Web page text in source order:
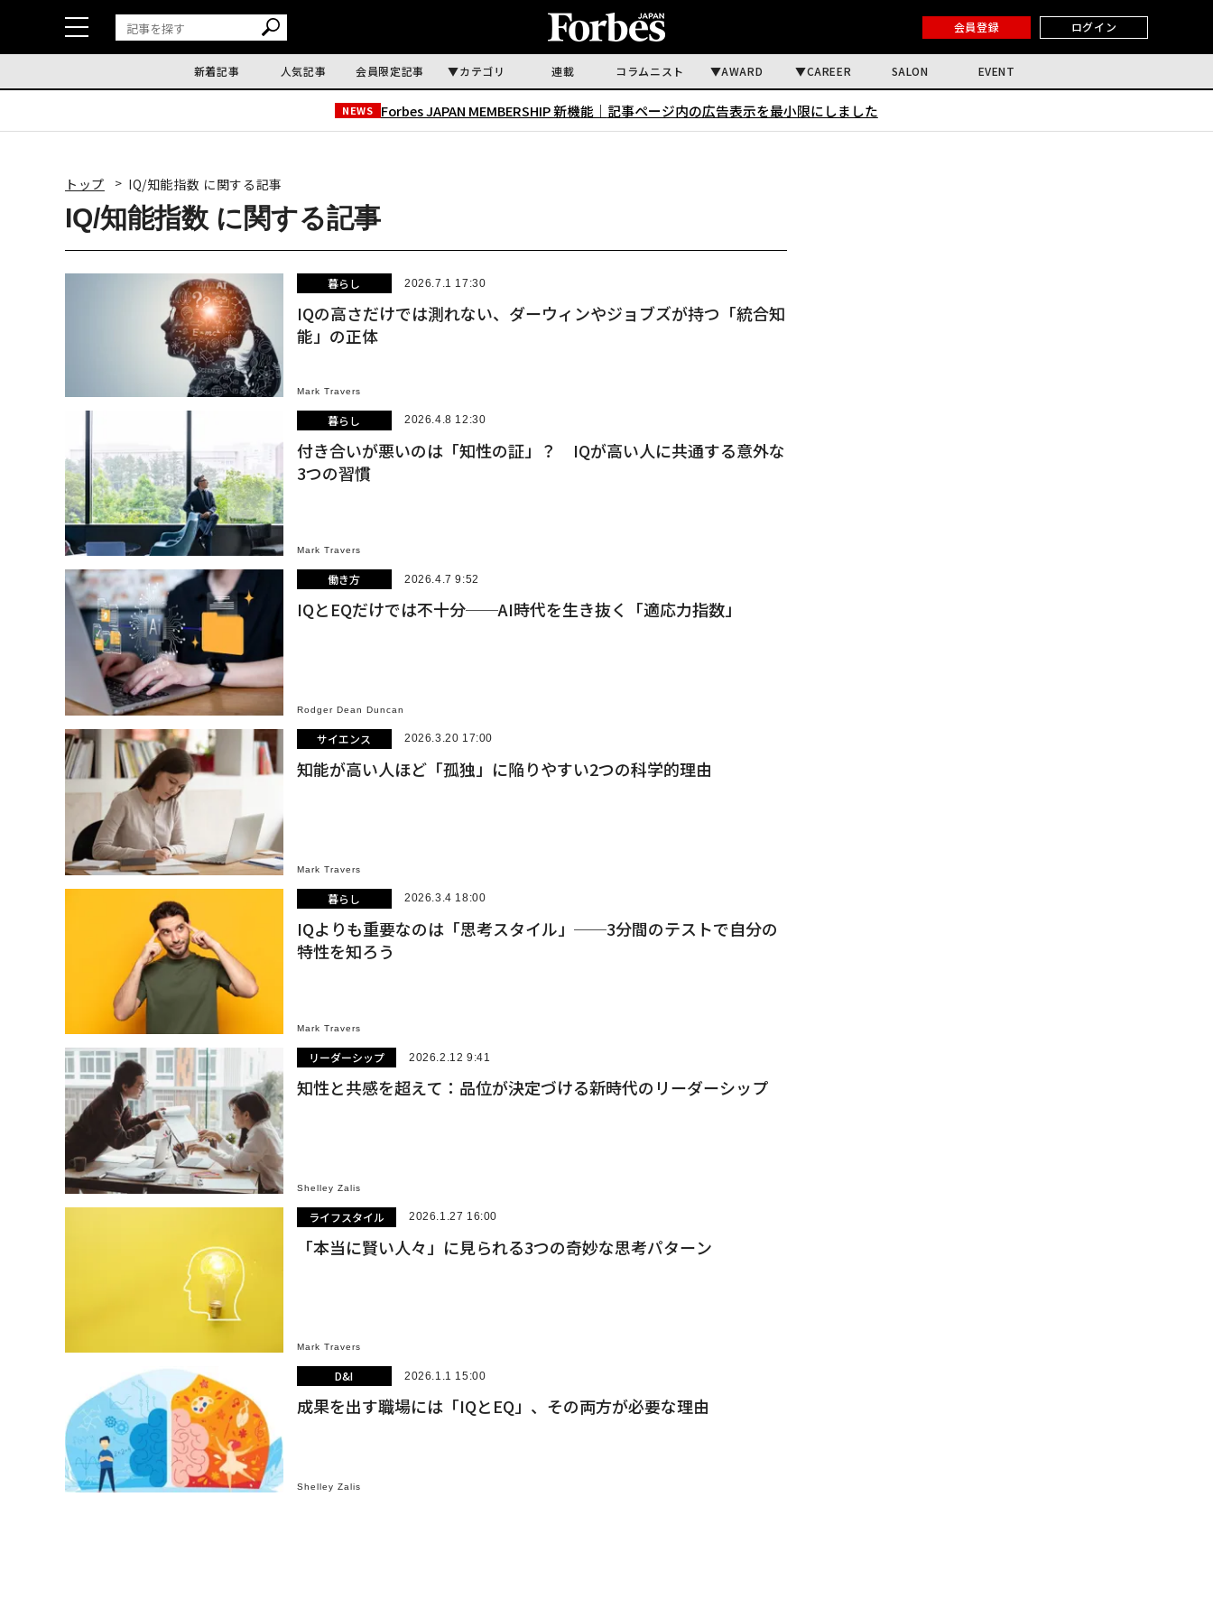
会員登録 ログイン
新着記事 人気記事 会員限定記事 カテゴリ 連載 コラムニスト AWARD CAREER SALON EVENT
NEWS Forbes JAPAN MEMBERSHIP 新機能｜ 記事ページ内の広告表示を最小限にしました
トップ IQ/知能指数 に関する記事
IQ/知能指数 に関する記事
暮らし 2026.7.1 17:30
IQの高さだけでは測れない、ダーウィンやジョブズが持つ「統合知
能」の正体
Mark Travers
暮らし 2026.4.8 12:30
付き合いが悪いのは「知性の証」？ IQが高い人に共通する意外な
3つの習慣
Mark Travers
働き方 2026.4.7 9:52
IQとEQだけでは不十分──AI時代を生き抜く「適応力指数」
Rodger Dean Duncan
サイエンス 2026.3.20 17:00
知能が高い人ほど「孤独」に陥りやすい2つの科学的理由
Mark Travers
暮らし 2026.3.4 18:00
IQよりも重要なのは「思考スタイル」──3分間のテストで自分の
特性を知ろう
Mark Travers
リーダーシップ 2026.2.12 9:41
知性と共感を超えて：品位が決定づける新時代のリーダーシップ
Shelley Zalis
ライフスタイル 2026.1.27 16:00
「本当に賢い人々」に見られる3つの奇妙な思考パターン
Mark Travers
D&I 2026.1.1 15:00
成果を出す職場には「IQとEQ」、その両方が必要な理由
Shelley Zalis